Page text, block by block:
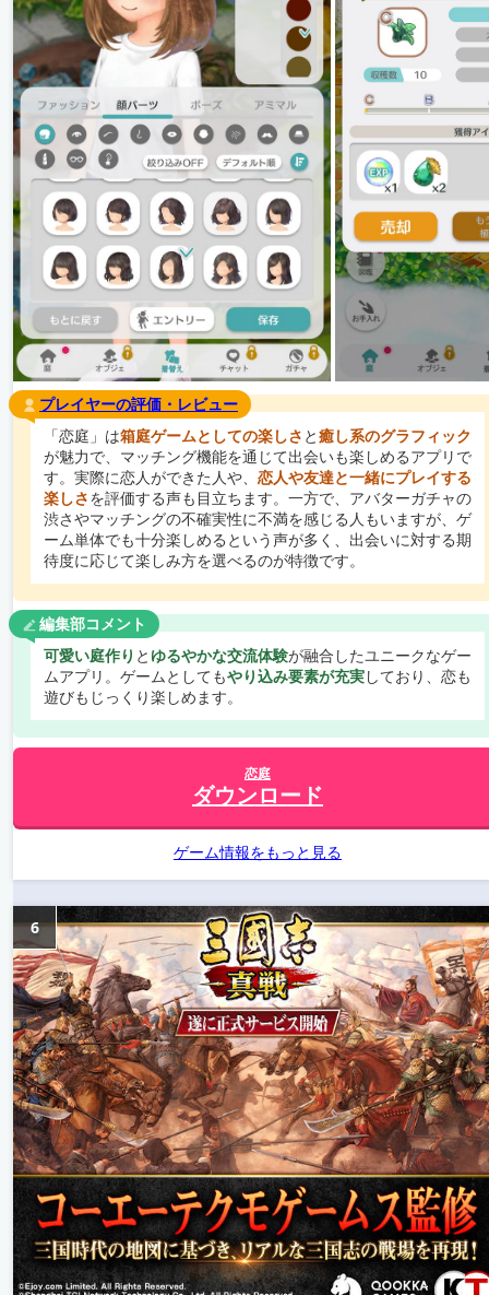
プレイヤーの評価・レビュー
「恋庭」は箱庭ゲームとしての楽しさ と癒し系のグラフィック
が魅力で、マッチング機能を通じて出会いも楽しめるアプリで
す。実際に恋人ができた人や、 恋人や友達と一緒にプレイする
楽しさを評価する声も目立ちます。一方で、アバターガチャの
渋さやマッチングの不確実性に不満を感じる人もいますが、ゲ
ーム単体でも十分楽しめるという声が多く、出会いに対する期
待度に応じて楽しみ方を選べるのが特徴です。
編集部コメント
可愛い庭作り と ゆるやかな交流体験が融合したユニークなゲー
ムアプリ。ゲームとしてもやり込み要素が充実しており、恋も
遊びもじっくり楽しめます。
恋庭
ダウンロード
ゲーム情報をもっと見る
6